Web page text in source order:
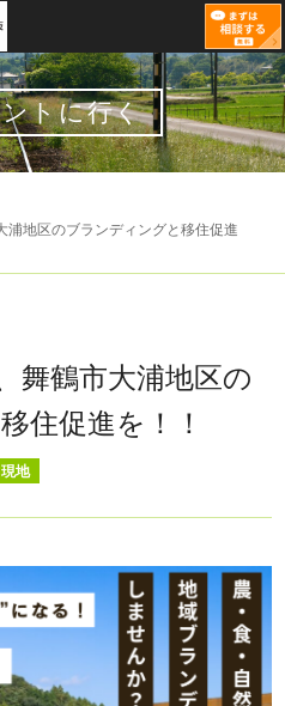
トに行く
浦地区のブランディングと移住促進
舞鶴市大浦地区の
住促進を！！
現地